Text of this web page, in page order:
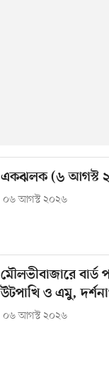
একঝলক (৬ আগস্ট
০৬ আগস্ট ২০২৬
মৌলভীবাজারে বার্ড
উটপাখি ও এমু,
০৬ আগস্ট ২০২৬